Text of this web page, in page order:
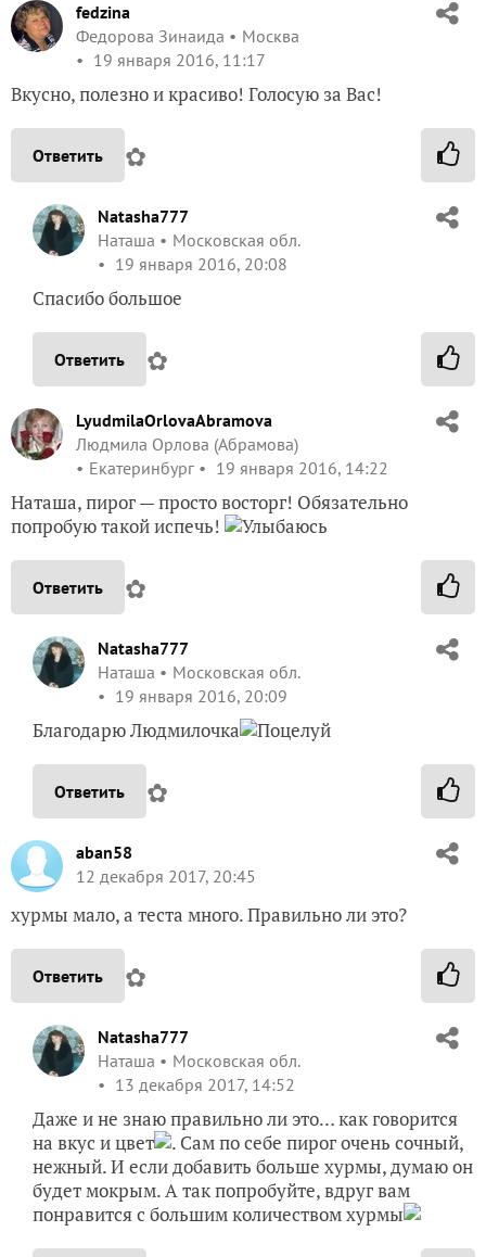
fedzina
Федорова Зинаида
Москва
19 января 2016, 11:17
Вкусно, полезно и красиво! Голосую за Вас!
Ответить ✿
Natasha777
Наташа
Московская обл.
19 января 2016, 20:08
Спасибо большое
Ответить ✿
LyudmilaOrlovaAbramova
Людмила Орлова (Абрамова)
Екатеринбург
19 января 2016, 14:22
Наташа, пирог — просто восторг! Обязательно
попробую такой испечь!
Ответить ✿
Natasha777
Наташа
Московская обл.
19 января 2016, 20:09
Благодарю Людмилочка
Ответить ✿
aban58
12 декабря 2017, 20:45
хурмы мало, а теста много. Правильно ли это?
Ответить ✿
Natasha777
Наташа
Московская обл.
13 декабря 2017, 14:52
Даже и не знаю правильно ли это… как говорится
на вкус и цвет
. Сам по себе пирог очень сочный,
нежный. И если добавить больше хурмы, думаю он
будет мокрым. А так попробуйте, вдруг вам
понравится с большим количеством хурмы